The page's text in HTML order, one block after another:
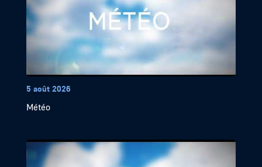
5 août 2026
Météo